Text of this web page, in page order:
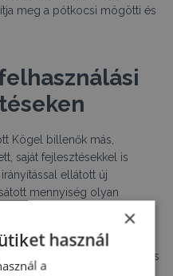
meg a pótkocsi mögötti és
Kögel billenők más,
saját fejlesztésekkel is
ellátott új
mennyiség olyan
a legkisebb aszfaltozási
az aszfalttal, ezért kevés
×
használ
a